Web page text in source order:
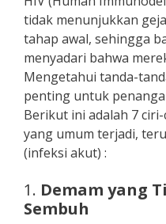
tidak menunjukkan
tahap awal, sehingga
menyadari bahwa
Mengetahui tanda-
penting untuk
Berikut ini adalah 7
yang umum terjadi,
(infeksi akut) :
1. Demam yang
Sembuh